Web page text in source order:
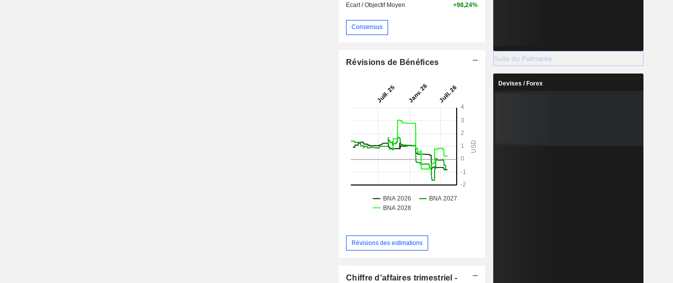
Ecart / Objectif Moyen +98,24%
Consensus
Révisions de Bénéfices
Révisions des estimations
Chiffre d'affaires trimestriel -
Suite du Palmarès
Devises / Forex